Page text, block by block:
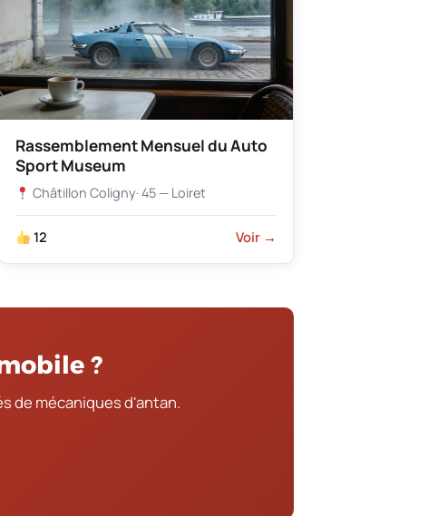
Rassemblement Mensuel du Auto
Sport Museum
Châtillon Coligny· 45 — Loiret
12 Voir →
?
de mécaniques d'antan.